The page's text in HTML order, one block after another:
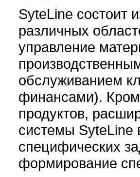
SyteLine состоит
различных
управление
обслуживанием
финансами).
продуктов,
системы SyteLine
специфических
формирование